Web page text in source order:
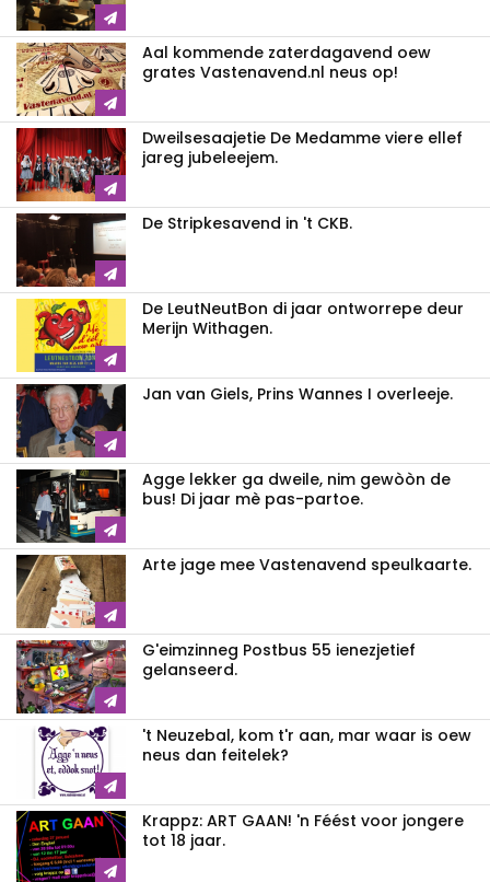
Aal kommende zaterdagavend oew
grates Vastenavend.nl neus op!
Dweilsesaajetie De Medamme viere ellef
jareg jubeleejem.
De Stripkesavend in 't CKB.
De LeutNeutBon di jaar ontworrepe deur
Merijn Withagen.
Jan van Giels, Prins Wannes I overleeje.
Agge lekker ga dweile, nim gewòòn de
bus! Di jaar mè pas-partoe.
Arte jage mee Vastenavend speulkaarte.
G'eimzinneg Postbus 55 ienezjetief
gelanseerd.
't Neuzebal, kom t'r aan, mar waar is oew
neus dan feitelek?
Krappz: ART GAAN! 'n Féést voor jongere
tot 18 jaar.